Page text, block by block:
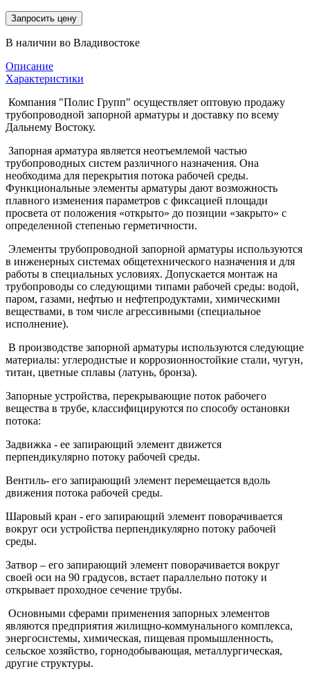
Запросить цену
В наличии во Владивостоке
Описание
Характеристики
Компания "Полис Групп" осуществляет оптовую продажу
трубопроводной запорной арматуры и доставку по всему
Дальнему Востоку.
Запорная арматура является неотъемлемой частью
трубопроводных систем различного назначения. Она
необходима для перекрытия потока рабочей среды.
Функциональные элементы арматуры дают возможность
плавного изменения параметров с фиксацией площади
просвета от положения «открыто» до позиции «закрыто» с
определенной степенью герметичности.
Элементы трубопроводной запорной арматуры используются
в инженерных системах общетехнического назначения и для
работы в специальных условиях. Допускается монтаж на
трубопроводы со следующими типами рабочей среды: водой,
паром, газами, нефтью и нефтепродуктами, химическими
веществами, в том числе агрессивными (специальное
исполнение).
В производстве запорной арматуры используются следующие
материалы: углеродистые и коррозионностойкие стали, чугун,
титан, цветные сплавы (латунь, бронза).
Запорные устройства, перекрывающие поток рабочего
вещества в трубе, классифицируются по способу остановки
потока:
Задвижка - ее запирающий элемент движется
перпендикулярно потоку рабочей среды.
Вентиль- его запирающий элемент перемещается вдоль
движения потока рабочей среды.
Шаровый кран - его запирающий элемент поворачивается
вокруг оси устройства перпендикулярно потоку рабочей
среды.
Затвор – его запирающий элемент поворачивается вокруг
своей оси на 90 градусов, встает параллельно потоку и
открывает проходное сечение трубы.
Основными сферами применения запорных элементов
являются предприятия жилищно-коммунального комплекса,
энергосистемы, химическая, пищевая промышленность,
сельское хозяйство, горнодобывающая, металлургическая,
другие структуры.